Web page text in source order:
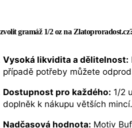
gramáž 1/2 oz na
Vysoká likvidita a dělitelnost:
případě potřeby můžete
Dostupnost pro každého: 1/2
doplněk k nákupu větších
Nadčasová hodnota: Motiv